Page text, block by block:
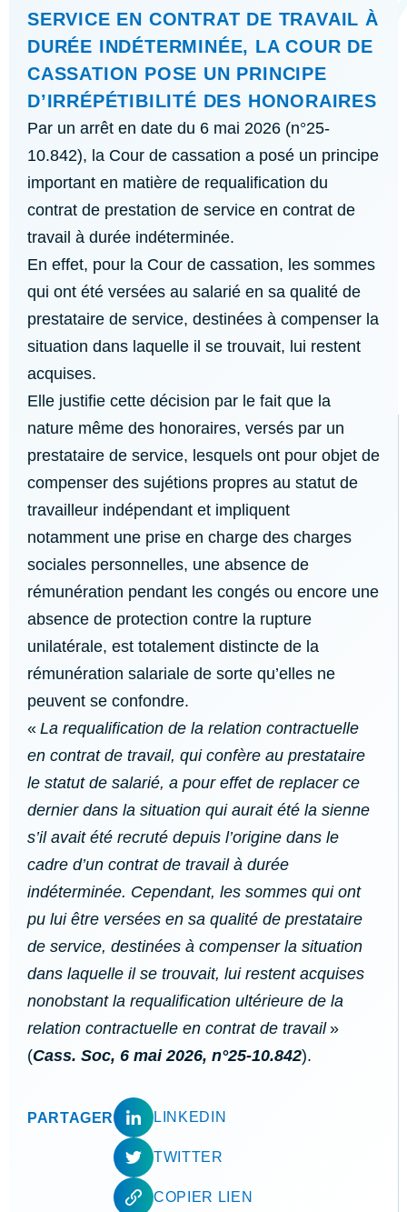
SERVICE EN CONTRAT DE TRAVAIL À
DURÉE INDÉTERMINÉE, LA COUR DE
CASSATION POSE UN PRINCIPE
D’IRRÉPÉTIBILITÉ DES HONORAIRES
Par un arrêt en date du 6 mai 2026 (n°25-
10.842), la Cour de cassation a posé un principe
important en matière de requalification du
contrat de prestation de service en contrat de
travail à durée indéterminée.
En effet, pour la Cour de cassation, les sommes
qui ont été versées au salarié en sa qualité de
prestataire de service, destinées à compenser la
situation dans laquelle il se trouvait, lui restent
acquises.
Elle justifie cette décision par le fait que la
nature même des honoraires, versés par un
prestataire de service, lesquels ont pour objet de
compenser des sujétions propres au statut de
travailleur indépendant et impliquent
notamment une prise en charge des charges
sociales personnelles, une absence de
rémunération pendant les congés ou encore une
absence de protection contre la rupture
unilatérale, est totalement distincte de la
rémunération salariale de sorte qu’elles ne
peuvent se confondre.
« La requalification de la relation contractuelle
en contrat de travail, qui confère au prestataire
le statut de salarié, a pour effet de replacer ce
dernier dans la situation qui aurait été la sienne
s’il avait été recruté depuis l’origine dans le
cadre d’un contrat de travail à durée
indéterminée. Cependant, les sommes qui ont
pu lui être versées en sa qualité de prestataire
de service, destinées à compenser la situation
dans laquelle il se trouvait, lui restent acquises
nonobstant la requalification ultérieure de la
relation contractuelle en contrat de travail»
(Cass. Soc, 6 mai 2026, n°25-10.842).
PARTAGER LINKEDIN
TWITTER
COPIER LIEN